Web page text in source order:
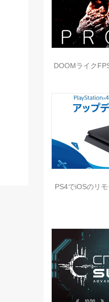
DOOMライク
PS4でiOSのリ